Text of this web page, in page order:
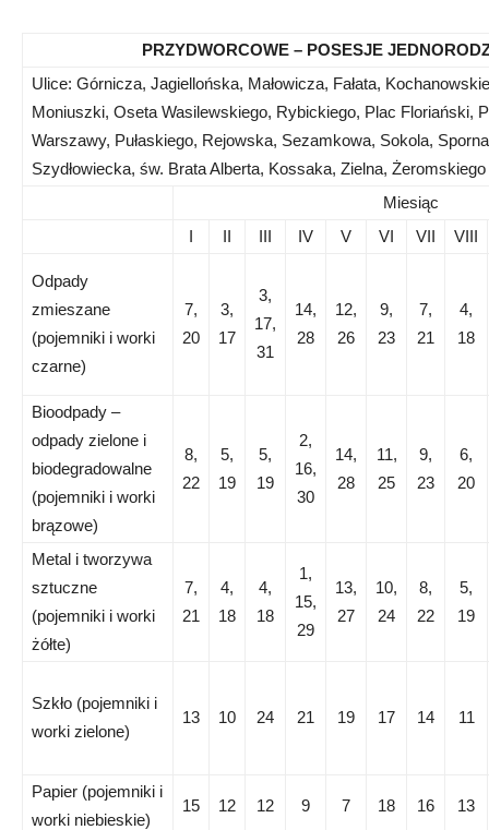
PRZYDWORCOWE – POSESJE
Ulice: Górnicza, Jagiellońska, Małowicza, Fałata,
Moniuszki, Oseta Wasilewskiego, Rybickiego, Plac Floriański,
Warszawy, Pułaskiego, Rejowska, Sezamkowa, Sokola,
Szydłowiecka, św. Brata Alberta, Kossaka, Zielna, Żeromskiego
Miesiąc
I
II III IV V VI VII VIII
Odpady
zmieszane
(pojemniki i worki
czarne)
7,
20
3,
17
3,
17,
31
14,
28
12,
26
9,
23
7,
21
4,
18
Bioodpady –
odpady zielone i
biodegradowalne
(pojemniki i worki
brązowe)
8,
22
5,
19
5,
19
2,
16,
30
14,
28
11,
25
9,
23
6,
20
Metal i tworzywa
sztuczne
(pojemniki i worki
żółte)
7,
21
4,
18
4,
18
1,
15,
29
13,
27
10,
24
8,
22
5,
19
Szkło (pojemniki i
worki zielone)
13 10 24 21 19 17 14 11
Papier (pojemniki i
worki niebieskie)
15 12 12 9 7 18 16 13